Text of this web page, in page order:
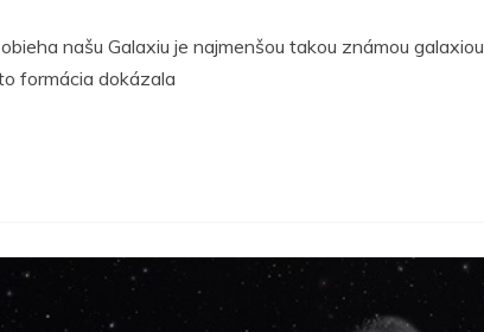
našu Galaxiu je najmenšou takou známou galaxiou.
formácia dokázala